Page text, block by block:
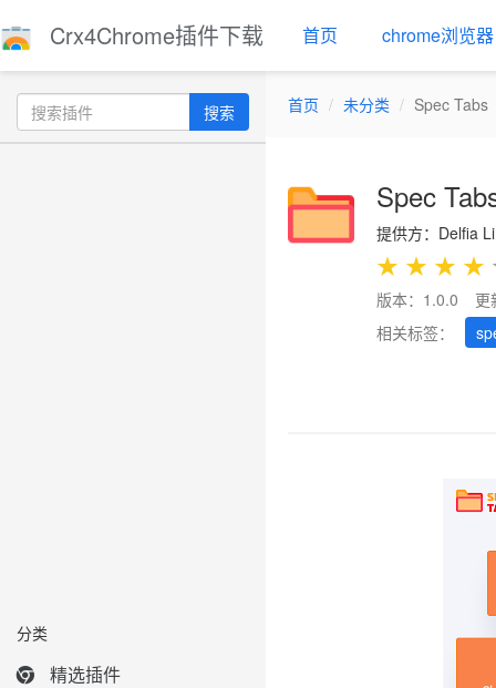
Crx4Chrome插件下载 首页 chrome浏览器
搜索
分类
精选插件
首页 未分类 Spec Tabs
Spec
提供方：Delfia
★ ★ ★ ★
版本：1.0.0
更
相关标签：